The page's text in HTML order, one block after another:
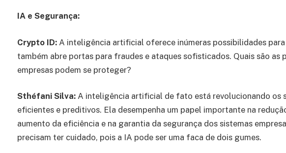
IA e Segurança:
Crypto ID: A inteligência artificial oferece inúmeras possibilidades
também abre portas para fraudes e ataques sofisticados. Quais são as
empresas podem se proteger?
Sthéfani Silva: A inteligência artificial de fato está revolucionando os
eficientes e preditivos. Ela desempenha um papel importante na
aumento da eficiência e na garantia da segurança dos sistemas
precisam ter cuidado, pois a IA pode ser uma faca de dois gumes.